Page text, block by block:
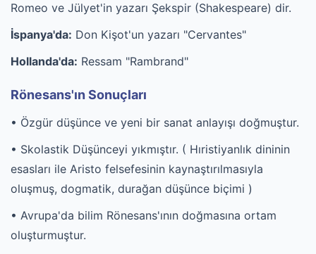
Romeo ve Jülyet'in yazarı Şekspir (Shakespeare) dir.
İspanya'da: Don Kişot'un yazarı "Cervantes"
Hollanda'da: Ressam "Rambrand"
Rönesans'ın Sonuçları
• Özgür düşünce ve yeni bir sanat anlayışı doğmuştur.
• Skolastik Düşünceyi yıkmıştır. ( Hıristiyanlık dininin
esasları ile Aristo felsefesinin kaynaştırılmasıyla
oluşmuş, dogmatik, durağan düşünce biçimi )
• Avrupa'da bilim Rönesans'ının doğmasına ortam
oluşturmuştur.